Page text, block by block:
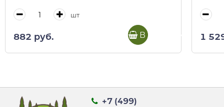
шт
882 руб. В корзину 1
+7 (499)